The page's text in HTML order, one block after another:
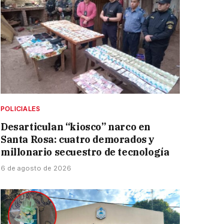
POLICIALES
Desarticulan “kiosco” narco en
Santa Rosa: cuatro demorados y
millonario secuestro de tecnología
6 de agosto de 2026